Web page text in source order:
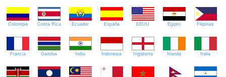
Colombia Costa Rica Ecuador España EEUU Egipto Filipinas
Francia Gambia India Indonesia Inglaterra Irlanda Italia